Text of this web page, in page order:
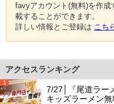
favyアカウント(無料)を作
載することができます。
詳しい情報とご登録は こち
アクセスランキング
1
7/27│『尾道ラー
キッズラーメン